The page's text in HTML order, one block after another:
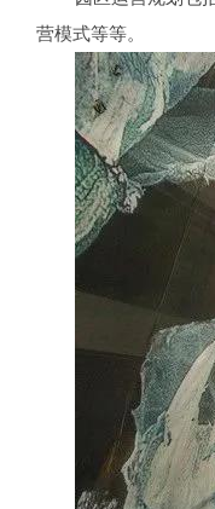
营模式等等。